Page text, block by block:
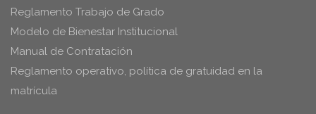
Reglamento Trabajo de Grado
Modelo de Bienestar Institucional
Manual de Contratación
Reglamento operativo, política de gratuidad en la
matrícula